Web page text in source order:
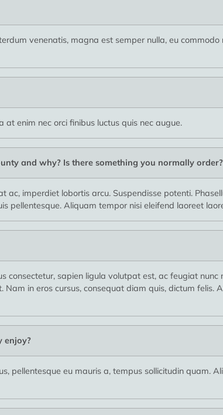
venenatis, magna est semper nulla, eu
enim nec orci finibus luctus quis nec augue.
and why? Is there something you normally order?
imperdiet lobortis arcu. Suspendisse potenti.
pellentesque. Aliquam tempor nisi eleifend laoreet
consectetur, sapien ligula volutpat est, ac feugiat
in eros cursus, consequat diam quis, dictum felis.
enjoy?
pellentesque eu mauris a, tempus sollicitudin quam.